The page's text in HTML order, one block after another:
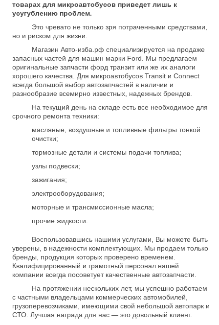
товарах для микроавтобусов приведет лишь к
усугублению проблем.
Это чревато не только зря потраченными средствами,
но и риском для жизни.
Магазин Авто-изба.рф специализируется на продаже
запасных частей для машин марки Ford. Мы предлагаем
оригинальные запчасти форд транзит или же их аналоги
хорошего качества. Для микроавтобусов Transit и Connect
всегда большой выбор автозапчастей в наличии и
разнообразие всемирно известных, надежных брендов.
На текущий день на складе есть все необходимое для
срочного ремонта техники:
масляные, воздушные и топливные фильтры тонкой
очистки;
тормозные детали и системы подачи топлива;
узлы подвески;
зажигания;
электрооборудования;
моторные и трансмиссионные масла;
прочие жидкости.
Воспользовавшись нашими услугами, Вы можете быть
уверены, в надежности комплектующих. Мы продаем только
бренды, продукция которых проверено временем.
Квалифицированный и грамотный персонал нашей
компании всегда посоветует качественные автозапчасти.
На протяжении нескольких лет, мы успешно работаем
с частными владельцами коммерческих автомобилей,
грузоперевозчиками, имеющими свой небольшой автопарк и
СТО. Лучшая награда для нас — это довольный клиент.